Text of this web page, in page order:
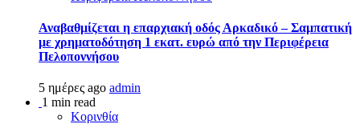
Αναβαθμίζεται η επαρχιακή οδός Αρκαδικό – Σαμπατική
με χρηματοδότηση 1 εκατ. ευρώ από την Περιφέρεια
Πελοποννήσου
5 ημέρες ago admin
1 min read
Κορινθία